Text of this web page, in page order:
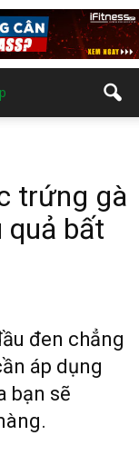
trứng gà
quả bất
đen chẳng
áp dụng
bạn sẽ